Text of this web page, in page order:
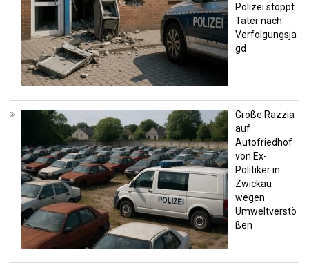
Polizei stoppt
Täter nach
Verfolgungsja
gd
Große Razzia
auf
Autofriedhof
von Ex-
Politiker in
Zwickau
wegen
Umweltverstö
ßen